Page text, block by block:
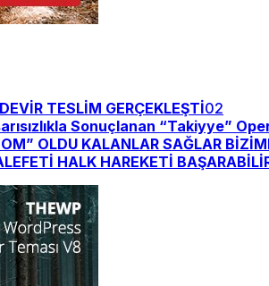
TESLİM GERÇEKLEŞTİ02
Sonuçlanan “Takiyye”
OLDU KALANLAR SAĞLAR
HALK HAREKETİ